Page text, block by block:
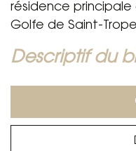
résidence
Golfe de Saint-
descriptif du